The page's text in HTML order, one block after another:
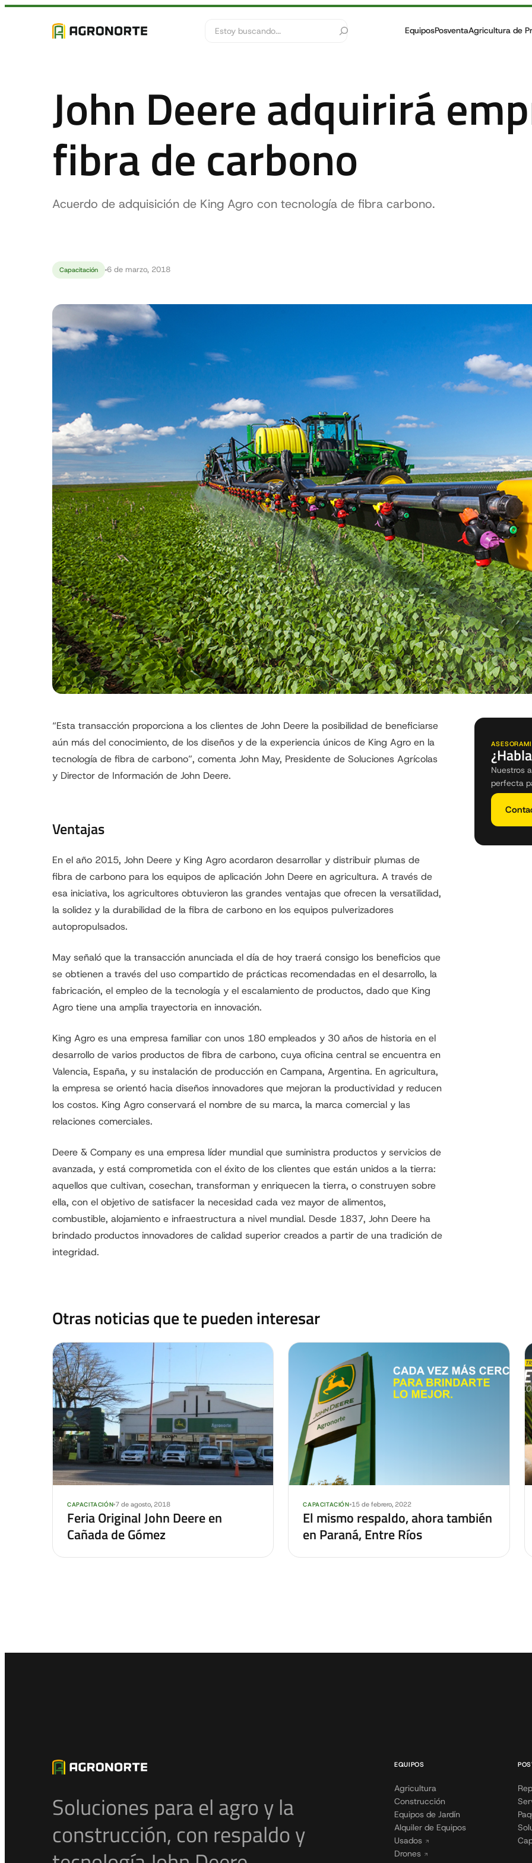
Buscar
EquiposPosventaAgricultura de
John Deere adquirirá
fibra de carbono
Acuerdo de adquisición de King Agro con tecnología de fibra carbono.
Capacitación 6 de marzo, 2018
“Esta transacción proporciona a los clientes de John Deere la posibilidad de beneficiarse
aún más del conocimiento, de los diseños y de la experiencia únicos de King Agro en la
tecnología de fibra de carbono”, comenta John May, Presidente de Soluciones Agrícolas
y Director de Información de John Deere.
Ventajas
En el año 2015, John Deere y King Agro acordaron desarrollar y distribuir plumas de
fibra de carbono para los equipos de aplicación John Deere en agricultura. A través de
esa iniciativa, los agricultores obtuvieron las grandes ventajas que ofrecen la versatilidad,
la solidez y la durabilidad de la fibra de carbono en los equipos pulverizadores
autopropulsados.
May señaló que la transacción anunciada el día de hoy traerá consigo los beneficios que
se obtienen a través del uso compartido de prácticas recomendadas en el desarrollo, la
fabricación, el empleo de la tecnología y el escalamiento de productos, dado que King
Agro tiene una amplia trayectoria en innovación.
King Agro es una empresa familiar con unos 180 empleados y 30 años de historia en el
desarrollo de varios productos de fibra de carbono, cuya oficina central se encuentra en
Valencia, España, y su instalación de producción en Campana, Argentina. En agricultura,
la empresa se orientó hacia diseños innovadores que mejoran la productividad y reducen
los costos. King Agro conservará el nombre de su marca, la marca comercial y las
relaciones comerciales.
Deere & Company es una empresa líder mundial que suministra productos y servicios de
avanzada, y está comprometida con el éxito de los clientes que están unidos a la tierra:
aquellos que cultivan, cosechan, transforman y enriquecen la tierra, o construyen sobre
ella, con el objetivo de satisfacer la necesidad cada vez mayor de alimentos,
combustible, alojamiento e infraestructura a nivel mundial. Desde 1837, John Deere ha
brindado productos innovadores de calidad superior creados a partir de una tradición de
integridad.
Nuestros
perfecta
Otras noticias que te pueden interesar
CAPACITACIÓN 7 de agosto, 2018
Feria Original John Deere en
Cañada de Gómez
CAPACITACIÓN 15 de febrero, 2022
El mismo respaldo, ahora también
en Paraná, Entre Ríos
Soluciones para el agro y la
construcción, con respaldo y
EQUIPOS
Agricultura
Construcción
Equipos de Jardín
Alquiler de Equipos
Usados
Drones